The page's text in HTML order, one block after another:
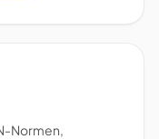
Normen,